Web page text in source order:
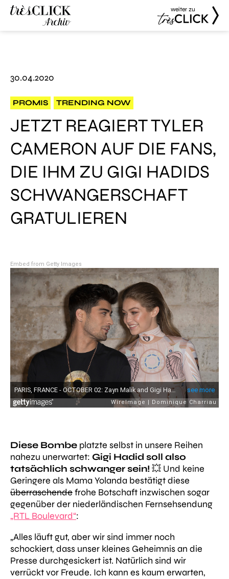
weiter zu
30.04.2020
PROMIS TRENDING NOW
JETZT REAGIERT TYLER
CAMERON AUF DIE FANS,
DIE IHM ZU GIGI HADIDS
SCHWANGERSCHAFT
GRATULIEREN
Embed from Getty Images
Diese Bombe platzte selbst in unsere Reihen
nahezu unerwartet: Gigi Hadid soll also
tatsächlich schwanger sein!💥 Und keine
Geringere als Mama Yolanda bestätigt diese
überraschendefrohe Botschaft inzwischen sogar
gegenüber der niederländischen Fernsehsendung
„RTL Boulevard“:
„Alles läuft gut, aber wir sind immer noch
schockiert, dass unser kleines Geheimnis an die
Presse durchgesickert ist. Natürlich sind wir
verrückt vor Freude. Ich kann es kaum erwarten,